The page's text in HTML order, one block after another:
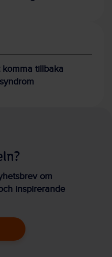
tillbaka
om
inspirerande